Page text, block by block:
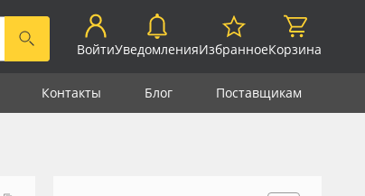
ВойтиУведомленияИзбранноеКорзина
Контакты Блог Поставщикам